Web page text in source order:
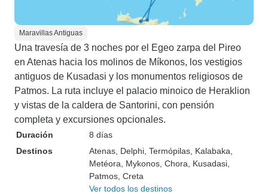
Maravillas Antiguas
Una travesía de 3 noches por el Egeo zarpa del Pireo
en Atenas hacia los molinos de Míkonos, los vestigios
antiguos de Kusadasi y los monumentos religiosos de
Patmos. La ruta incluye el palacio minoico de Heraklion
y vistas de la caldera de Santorini, con pensión
completa y excursiones opcionales.
Duración
8 días
Destinos
Atenas , Delphi , Termópilas , Kalabaka
Metéora , Mykonos , Chora , Kusadasi
Patmos , Creta
Ver todos los destinos